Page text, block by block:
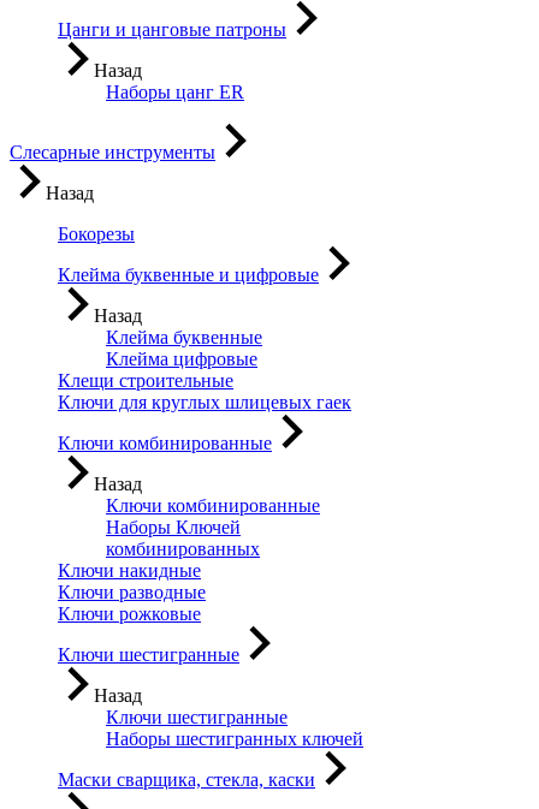
Цанги и цанговые патроны
Назад
Наборы цанг ER
Слесарные инструменты
Назад
Бокорезы
Клейма буквенные и цифровые
Назад
Клейма буквенные
Клейма цифровые
Клещи строительные
Ключи для круглых шлицевых гаек
Ключи комбинированные
Назад
Ключи комбинированные
Наборы Ключей
комбинированных
Ключи накидные
Ключи разводные
Ключи рожковые
Ключи шестигранные
Назад
Ключи шестигранные
Наборы шестигранных ключей
Маски сварщика, стекла, каски